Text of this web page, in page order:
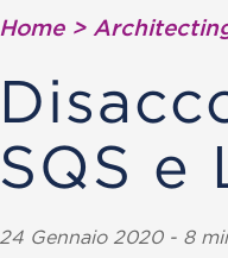
Home >
SQS e
24 Gennaio 2020 - 8